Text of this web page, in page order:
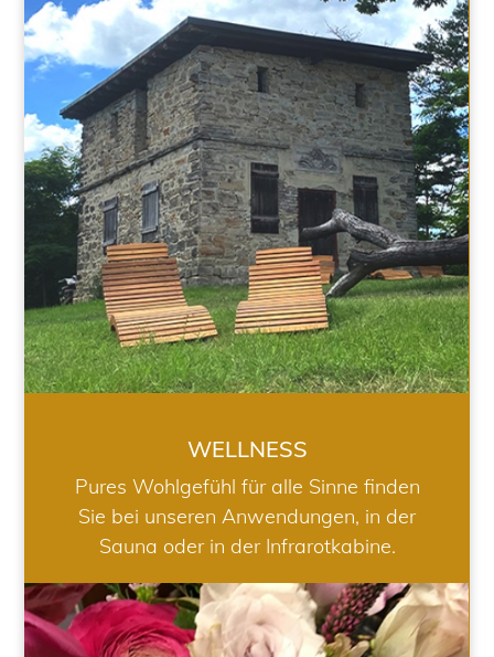
WELLNESS
WELLNESS
Pures Wohlgefühl für alle Sinne finden
Sie bei unseren Anwendungen, in der
Sauna oder in der Infrarotkabine.